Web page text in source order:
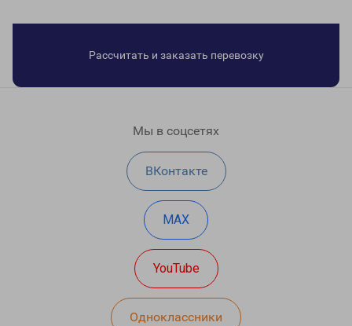
Рассчитать и заказать перевозку
Мы в соцсетях
ВКонтакте
MAX
YouTube
Одноклассники